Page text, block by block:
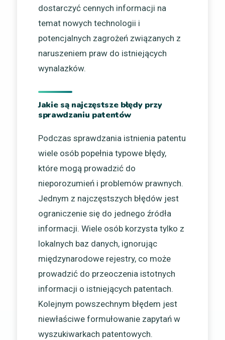
dostarczyć cennych informacji na
temat nowych technologii i
potencjalnych zagrożeń związanych z
naruszeniem praw do istniejących
wynalazków.
Jakie są najczęstsze błędy przy
sprawdzaniu patentów
Podczas sprawdzania istnienia patentu
wiele osób popełnia typowe błędy,
które mogą prowadzić do
nieporozumień i problemów prawnych.
Jednym z najczęstszych błędów jest
ograniczenie się do jednego źródła
informacji. Wiele osób korzysta tylko z
lokalnych baz danych, ignorując
międzynarodowe rejestry, co może
prowadzić do przeoczenia istotnych
informacji o istniejących patentach.
Kolejnym powszechnym błędem jest
niewłaściwe formułowanie zapytań w
wyszukiwarkach patentowych.